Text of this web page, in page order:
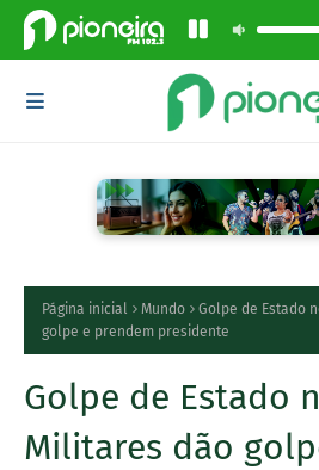
Página inicial Mundo
Golpe de Estado
golpe e prendem presidente
Golpe de Estado
Militares dão